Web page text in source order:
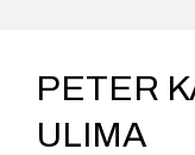
PETER
ULIMA